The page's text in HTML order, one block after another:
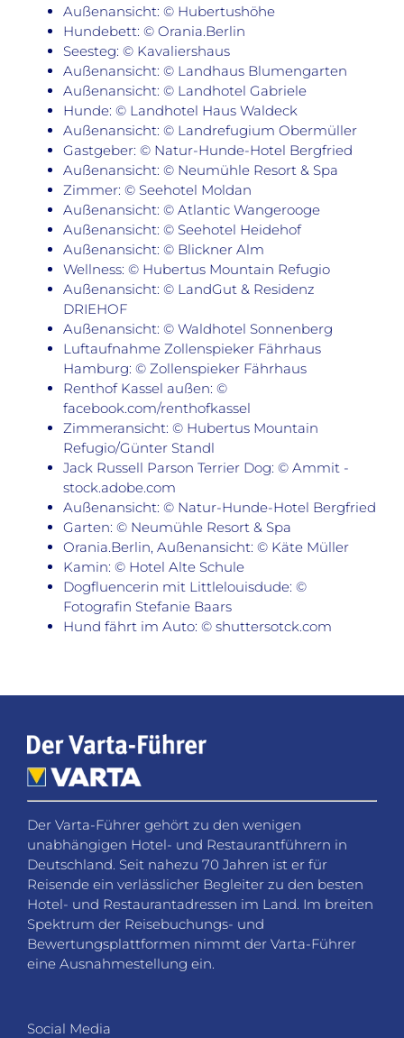
Außenansicht: © Hubertushöhe
Hundebett: © Orania.Berlin
Seesteg: © Kavaliershaus
Außenansicht: © Landhaus Blumengarten
Außenansicht: © Landhotel Gabriele
Hunde: © Landhotel Haus Waldeck
Außenansicht: © Landrefugium Obermüller
Gastgeber: © Natur-Hunde-Hotel Bergfried
Außenansicht: © Neumühle Resort & Spa
Zimmer: © Seehotel Moldan
Außenansicht: © Atlantic Wangerooge
Außenansicht: © Seehotel Heidehof
Außenansicht: © Blickner Alm
Wellness: © Hubertus Mountain Refugio
Außenansicht: © LandGut & Residenz
DRIEHOF
Außenansicht: © Waldhotel Sonnenberg
Luftaufnahme Zollenspieker Fährhaus
Hamburg: © Zollenspieker Fährhaus
Renthof Kassel außen: ©
facebook.com/renthofkassel
Zimmeransicht: © Hubertus Mountain
Refugio/Günter Standl
Jack Russell Parson Terrier Dog: © Ammit -
stock.adobe.com
Außenansicht: © Natur-Hunde-Hotel Bergfried
Garten: © Neumühle Resort & Spa
Orania.Berlin, Außenansicht: © Käte Müller
Kamin: © Hotel Alte Schule
Dogfluencerin mit Littlelouisdude: ©
Fotografin Stefanie Baars
Hund fährt im Auto: © shuttersotck.com
Der Varta-Führer gehört zu den wenigen
unabhängigen Hotel- und Restaurantführern in
Deutschland. Seit nahezu 70 Jahren ist er für
Reisende ein verlässlicher Begleiter zu den besten
Hotel- und Restaurantadressen im Land. Im breiten
Spektrum der Reisebuchungs- und
Bewertungsplattformen nimmt der Varta-Führer
eine Ausnahmestellung ein.
Social Media